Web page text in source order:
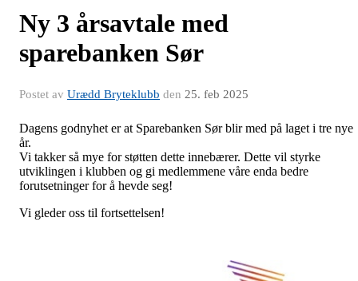
Ny 3 årsavtale med
sparebanken Sør
Postet av Urædd Bryteklubb den 25. feb 2025
Dagens godnyhet er at Sparebanken Sør blir med på laget i tre nye
år.
Vi takker så mye for støtten dette innebærer. Dette vil styrke
utviklingen i klubben og gi medlemmene våre enda bedre
forutsetninger for å hevde seg!
Vi gleder oss til fortsettelsen!